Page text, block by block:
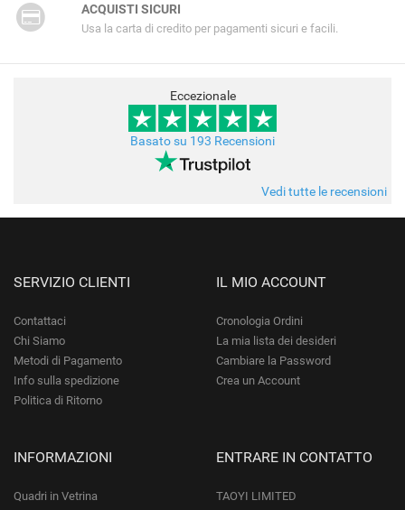
ACQUISTI SICURI
Usa la carta di credito per pagamenti sicuri e facili.
Eccezionale
Basato su 193 Recensioni
Vedi tutte le recensioni
SERVIZIO CLIENTI
Contattaci
Chi Siamo
Metodi di Pagamento
Info sulla spedizione
Politica di Ritorno
IL MIO ACCOUNT
Cronologia Ordini
La mia lista dei desideri
Cambiare la Password
Crea un Account
INFORMAZIONI
Quadri in Vetrina
ENTRARE IN CONTATTO
TAOYI LIMITED